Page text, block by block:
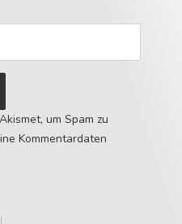
um Spam zu
Kommentardaten